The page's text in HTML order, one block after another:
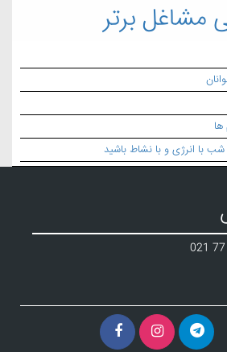
مشاغل برتر
با انرژی و با نشاط باشید
021